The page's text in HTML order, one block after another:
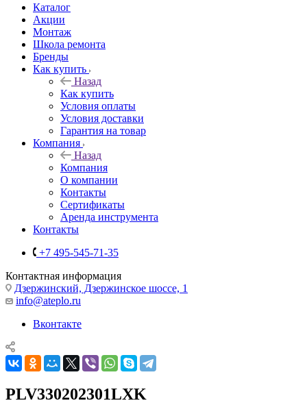
Каталог
Акции
Монтаж
Школа ремонта
Бренды
Как купить
Назад
Как купить
Условия оплаты
Условия доставки
Гарантия на товар
Компания
Назад
Компания
О компании
Контакты
Сертификаты
Аренда инструмента
Контакты
+7 495-545-71-35
Контактная информация
Дзержинский, Дзержинское шоссе, 1
info@ateplo.ru
Вконтакте
PLV330202301LXK